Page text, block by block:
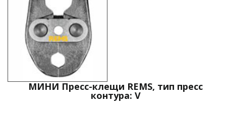
МИНИ Пресс-клещи REMS, тип пресс
контура: V